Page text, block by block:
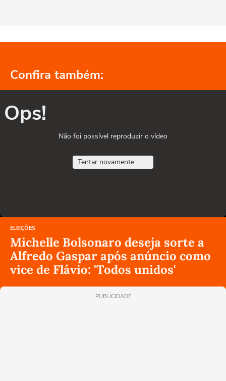
Confira também:
Ops!
Não foi possível reproduzir o vídeo
Tentar novamente
ELEIÇÕES
Michelle Bolsonaro deseja sorte a
Alfredo Gaspar após anúncio como
vice de Flávio: 'Todos unidos'
PUBLICIDADE